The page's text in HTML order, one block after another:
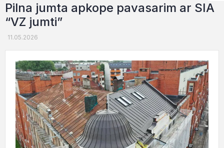
Pilna jumta apkope pavasarim ar SIA
“VZ jumti”
11.05.2026